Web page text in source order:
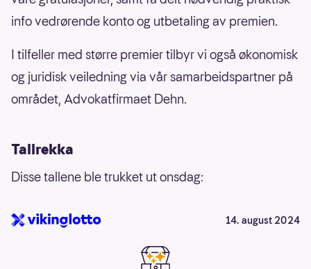
info vedrørende konto og utbetaling av premien.
I tilfeller med større premier tilbyr vi også økonomisk
og juridisk veiledning via vår samarbeidspartner på
området, Advokatfirmaet Dehn.
Tallrekka
Disse tallene ble trukket ut onsdag:
14. august 2024